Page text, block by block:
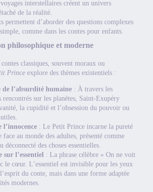
interstellaires créent un univers
de la réalité.
permettent d’aborder des questions complexes
comme dans les contes pour enfants.
philosophique et moderne
classiques, souvent moraux ou
Princeexplore des thèmes existentiels :
l’absurdité humaine: À travers les
rencontrés sur les planètes, Saint-Exupéry
la cupidité et l’obsession du pouvoir ou
l’innocence: Le Petit Prince incarne la pureté
face au monde des adultes, présenté comme
déconnecté des choses essentielles.
sur l’essentiel: La phrase célèbre « On ne voit
le cœur. L’essentiel est invisible pour les yeux
du conte, mais dans une forme adaptée
modernes.